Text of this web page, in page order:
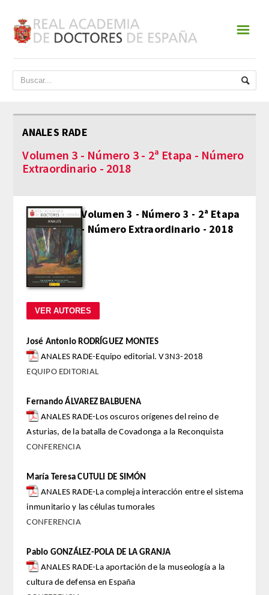
ACADEMIA
DATOS HISTÓRICOS
PRESIDENTES
JUNTA DE GOBIERNO
NORMATIVA
ESTATUTOS
ACADÉMICOS
TEOLOGÍA
HUMANIDADES
DERECHO
MEDICINA
FARMACIA
☰
ANALES RADE
Volumen 3 - Número 3 - 2ª Etapa - Número
Extraordinario - 2018
Volumen 3 - Número 3 - 2ª Etapa
- Número Extraordinario - 2018
José Antonio RODRÍGUEZ MONTES
ANALES RADE-Equipo editorial. V3N3-2018
EQUIPO EDITORIAL
Fernando ÁLVAREZ BALBUENA
ANALES RADE-Los oscuros orígenes del reino de
Asturias, de la batalla de Covadonga a la Reconquista
CONFERENCIA
María Teresa CUTULI DE SIMÓN
ANALES RADE-La compleja interacción entre el sistema
inmunitario y las células tumorales
CONFERENCIA
Pablo GONZÁLEZ-POLA DE LA GRANJA
ANALES RADE-La aportación de la museología a la
cultura de defensa en España